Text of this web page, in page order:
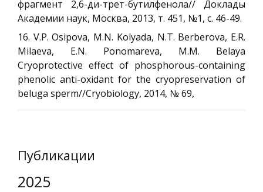
фрагмент 2,6-ди-трет-бутилфенола// Доклады
Академии наук, Москва, 2013, т. 451, №1, с. 46-49.
16. V.P. Osipova, M.N. Kolyada, N.T. Berberova, E.R.
Milaeva, E.N. Ponomareva, M.M. Belaya
Cryoprotective effect of phosphorous-containing
phenolic anti-oxidant for the cryopreservation of
beluga sperm//Cryobiology, 2014, № 69,
Публикации
2025